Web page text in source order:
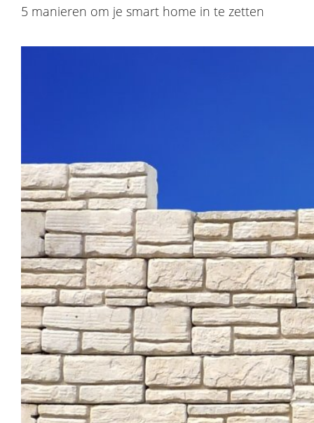
5 manieren om je smart home in te zetten